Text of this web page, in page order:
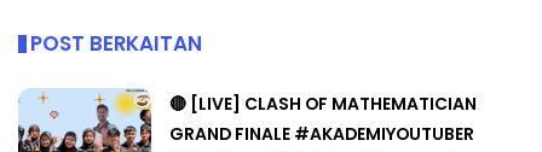
POST BERKAITAN
🔴 [LIVE] CLASH OF MATHEMATICIAN
GRAND FINALE #AKADEMIYOUTUBER